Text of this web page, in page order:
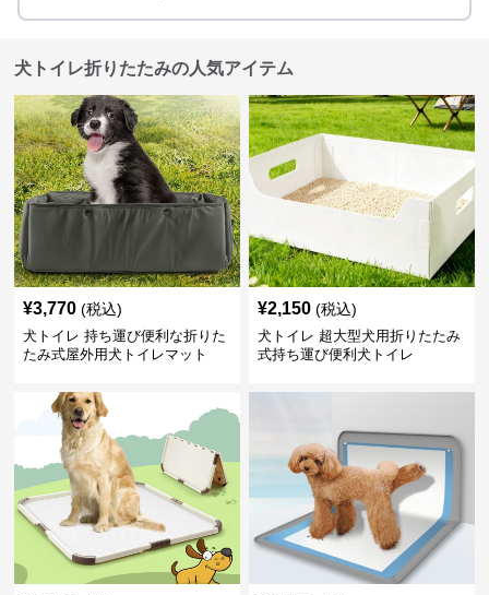
犬トイレ折りたたみの人気アイテム
¥3,770 (税込)
犬トイレ 持ち運び便利な折りた
たみ式屋外用犬トイレマット
¥2,150 (税込)
犬トイレ 超大型犬用折りたたみ
式持ち運び便利犬トイレ